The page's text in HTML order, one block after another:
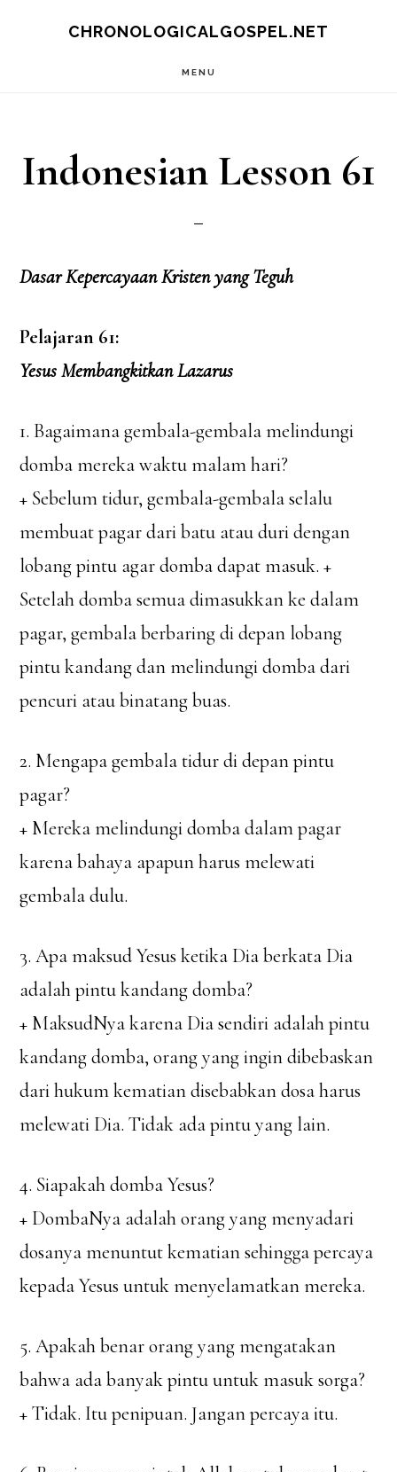
CHRONOLOGICALGOSPEL.NET
MENU
Indonesian Lesson 61
Dasar Kepercayaan Kristen yang Teguh
Pelajaran 61:
Yesus Membangkitkan Lazarus
1. Bagaimana gembala-gembala melindungi
domba mereka waktu malam hari?
+ Sebelum tidur, gembala-gembala selalu
membuat pagar dari batu atau duri dengan
lobang pintu agar domba dapat masuk. +
Setelah domba semua dimasukkan ke dalam
pagar, gembala berbaring di depan lobang
pintu kandang dan melindungi domba dari
pencuri atau binatang buas.
2. Mengapa gembala tidur di depan pintu
pagar?
+ Mereka melindungi domba dalam pagar
karena bahaya apapun harus melewati
gembala dulu.
3. Apa maksud Yesus ketika Dia berkata Dia
adalah pintu kandang domba?
+ MaksudNya karena Dia sendiri adalah pintu
kandang domba, orang yang ingin dibebaskan
dari hukum kematian disebabkan dosa harus
melewati Dia. Tidak ada pintu yang lain.
4. Siapakah domba Yesus?
+ DombaNya adalah orang yang menyadari
dosanya menuntut kematian sehingga percaya
kepada Yesus untuk menyelamatkan mereka.
5. Apakah benar orang yang mengatakan
bahwa ada banyak pintu untuk masuk sorga?
+ Tidak. Itu penipuan. Jangan percaya itu.